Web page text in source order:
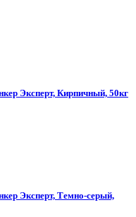
Эксперт, Кирпичный, 50кг
Эксперт, Темно-серый,